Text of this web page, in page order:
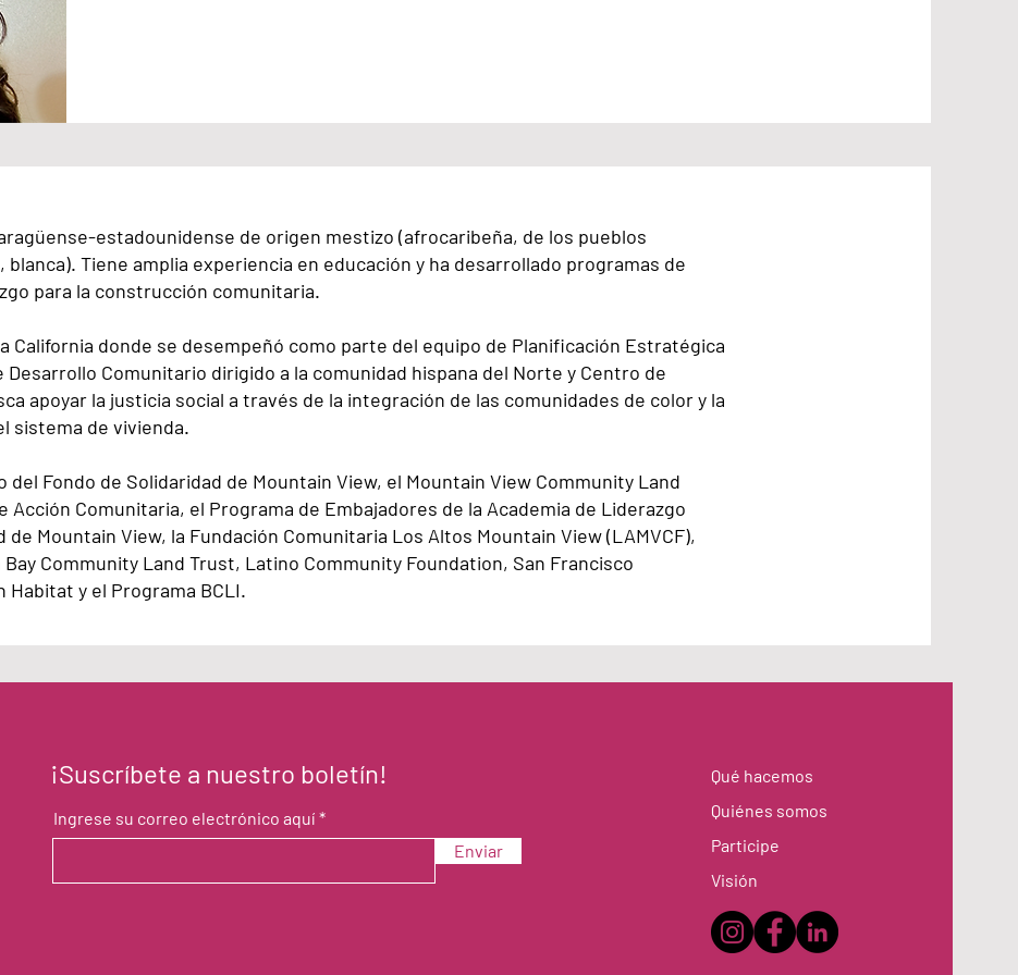
estadounidense de origen mestizo (afrocaribeña, de los pueblos
blanca). Tiene amplia experiencia en educación y ha desarrollado programas de
para la construcción comunitaria.
California donde se desempeñó como parte del equipo de Planificación Estratégica
Desarrollo Comunitario dirigido a la comunidad hispana del Norte y Centro de
apoyar la justicia social a través de la integración de las comunidades de color y la
sistema de vivienda.
del Fondo de Solidaridad de Mountain View, el Mountain View Community Land
Acción Comunitaria, el Programa de Embajadores de la Academia de Liderazgo
de Mountain View, la Fundación Comunitaria Los Altos Mountain View (LAMVCF),
Bay Community Land Trust, Latino Community Foundation, San Francisco
Habitat y el Programa BCLI.
¡Suscríbete a nuestro boletín!
Ingrese su correo electrónico aquí
Enviar
Qué hacemos
Quiénes somos
Participe
Visión